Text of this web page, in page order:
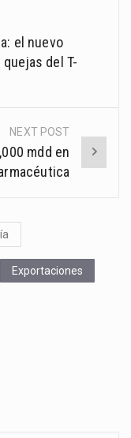
el nuevo
del T-
NEXT POST
mdd en
Exportaciones